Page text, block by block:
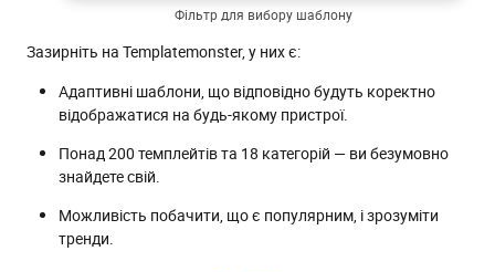
Фільтр для вибору шаблону
Зазирніть на Templatemonster, у них є:
Адаптивні шаблони, що відповідно будуть коректно
відображатися на будь-якому пристрої.
Понад 200 темплейтів та 18 категорій — ви безумовно
знайдете свій.
Можливість побачити, що є популярним, і зрозуміти
тренди.